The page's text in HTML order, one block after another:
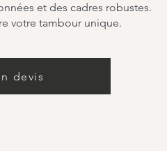
et des cadres robustes.
votre tambour unique.
devis